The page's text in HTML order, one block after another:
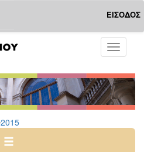
ΕΙΣΟΔΟΣ
Toggle
2015